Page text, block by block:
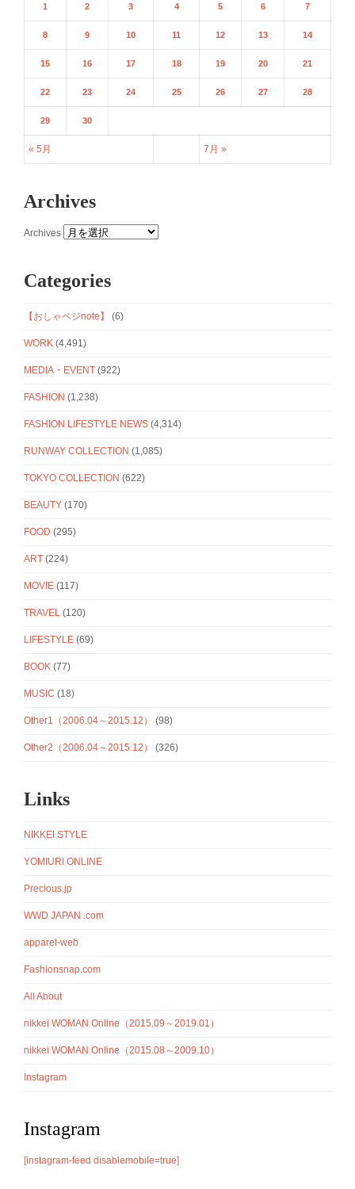
« 5月 7月 »
1 2 3 4 5 6 7
8 9 10 11 12 13 14
15 16 17 18 19 20 21
22 23 24 25 26 27 28
29 30
Archives
Archives
Categories
【おしゃベジnote】 (6)
WORK (4,491)
MEDIA・EVENT (922)
FASHION (1,238)
FASHION LIFESTYLE NEWS (4,314)
RUNWAY COLLECTION (1,085)
TOKYO COLLECTION (622)
BEAUTY (170)
FOOD (295)
ART (224)
MOVIE (117)
TRAVEL (120)
LIFESTYLE (69)
BOOK (77)
MUSIC (18)
Other1（2006.04～2015.12） (98)
Other2（2006.04～2015.12） (326)
Links
NIKKEI STYLE
YOMIURI ONLINE
Precious.jp
WWD JAPAN .com
apparel-web
Fashionsnap.com
All About
nikkei WOMAN Online（2015.09～2019.01）
nikkei WOMAN Online（2015.08～2009.10）
Instagram
Instagram
[instagram-feed disablemobile=true]